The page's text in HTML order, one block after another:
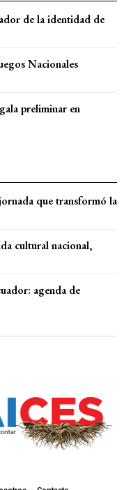
de la identidad de
Nacionales
preliminar en
que transformó la
cultural nacional,
agenda de